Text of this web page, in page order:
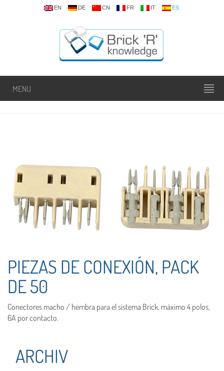
EN DE CN FR IT ES
MENU
PIEZAS DE CONEXIÓN, PACK
DE 50
Conectores macho / hembra para el sistema Brick, máximo 4 polos,
6A por contacto.
ARCHIV